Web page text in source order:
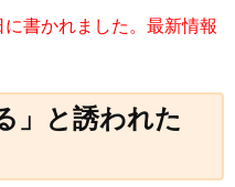
書かれました。最新情報
」と誘われた